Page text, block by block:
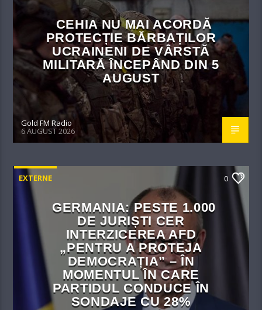
CEHIA NU MAI ACORDĂ
PROTECȚIE BĂRBAȚILOR
UCRAINENI DE VÂRSTĂ
MILITARĂ ÎNCEPÂND DIN 5
AUGUST
Gold FM Radio
6 AUGUST 2026
EXTERNE 0
GERMANIA: PESTE 1.000
DE JURIȘTI CER
INTERZICEREA AFD
„PENTRU A PROTEJA
DEMOCRAȚIA” – ÎN
MOMENTUL ÎN CARE
PARTIDUL CONDUCE ÎN
SONDAJE CU 28%